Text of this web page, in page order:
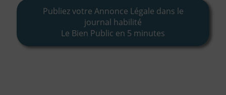
Publiez votre Annonce Légale dans le
journal habilité
Le Bien Public en 5 minutes